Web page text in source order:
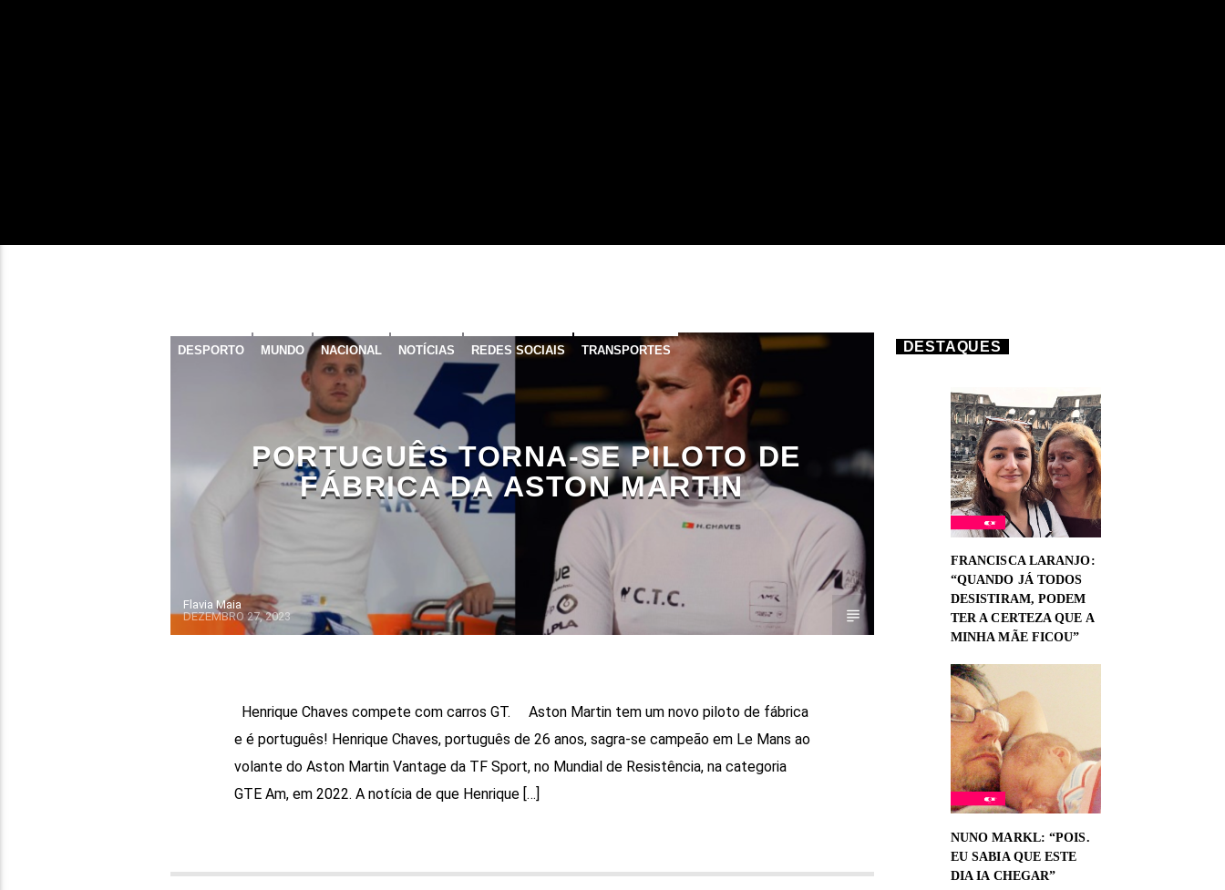
DESPORTO MUNDO NACIONAL NOTÍCIAS REDES SOCIAIS TRANSPORTES
PORTUGUÊS TORNA-SE PILOTO DE
FÁBRICA DA ASTON MARTIN
Flavia Maia
DEZEMBRO 27, 2023
Henrique Chaves compete com carros GT. Aston Martin tem um novo piloto de fábrica
e é português! Henrique Chaves, português de 26 anos, sagra-se campeão em Le Mans ao
volante do Aston Martin Vantage da TF Sport, no Mundial de Resistência, na categoria
GTE Am, em 2022. A notícia de que Henrique […]
DESTAQUES
FRANCISCA LARANJO:
“QUANDO JÁ TODOS
DESISTIRAM, PODEM
TER A CERTEZA QUE A
MINHA MÃE FICOU”
NUNO MARKL: “POIS.
EU SABIA QUE ESTE
DIA IA CHEGAR”